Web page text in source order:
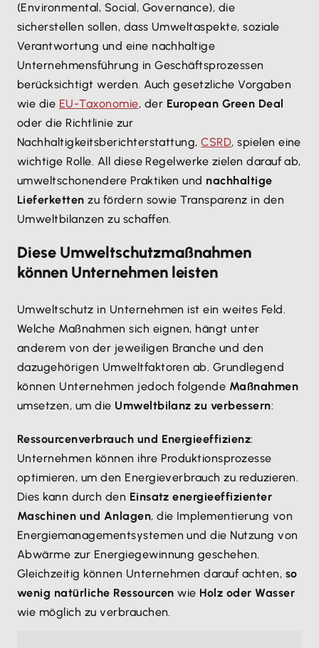
(Environmental, Social, Governance), die
sicherstellen sollen, dass Umweltaspekte, soziale
Verantwortung und eine nachhaltige
Unternehmensführung in Geschäftsprozessen
berücksichtigt werden. Auch gesetzliche Vorgaben
wie die EU-Taxonomie, der European Green Deal
oder die Richtlinie zur
Nachhaltigkeitsberichterstattung,CSRD, spielen eine
wichtige Rolle. All diese Regelwerke zielen darauf ab,
umweltschonendere Praktiken und nachhaltige
Lieferketten zu fördern sowie Transparenz in den
Umweltbilanzen zu schaffen.
Diese Umweltschutzmaßnahmen
können Unternehmen leisten
Umweltschutz in Unternehmen ist ein weites Feld.
Welche Maßnahmen sich eignen, hängt unter
anderem von der jeweiligen Branche und den
dazugehörigen Umweltfaktoren ab. Grundlegend
können Unternehmen jedoch folgende Maßnahmen
umsetzen, um die Umweltbilanz zu verbessern:
Ressourcenverbrauch und Energieeffizienz:
Unternehmen können ihre Produktionsprozesse
optimieren, um den Energieverbrauch zu reduzieren.
Dies kann durch den Einsatz energieeffizienter
Maschinen und Anlagen, die Implementierung von
Energiemanagementsystemen und die Nutzung von
Abwärme zur Energiegewinnung geschehen.
Gleichzeitig können Unternehmen darauf achten, so
wenig natürliche Ressourcen wie Holz oder Wasser
wie möglich zu verbrauchen.